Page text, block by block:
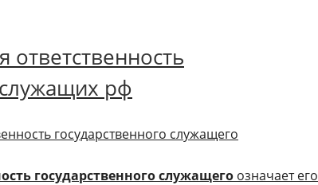
ответственность
рф
государственного служащего
государственного служащего означает его